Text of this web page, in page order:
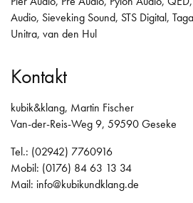
Audio, Sieveking Sound, STS Digital,
Unitra, van den Hul
Kontakt
kubik&klang, Martin Fischer
Van-der-Reis-Weg 9, 59590 Geseke
Tel.: (02942) 7760916
Mobil: (0176) 84 63 13 34
Mail: info@kubikundklang.de